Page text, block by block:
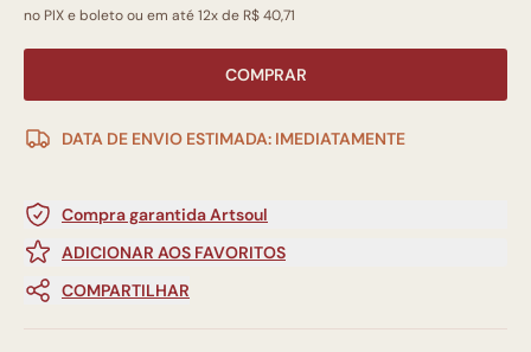
no PIX e boleto ou em até 12x de R$ 40,71
COMPRAR
DATA DE ENVIO ESTIMADA: IMEDIATAMENTE
Compra garantida Artsoul
ADICIONAR AOS FAVORITOS
COMPARTILHAR